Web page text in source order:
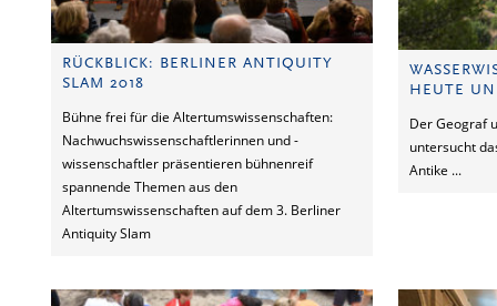
RÜCKBLICK: BERLINER ANTIQUITY
SLAM 2018
Bühne frei für die Altertumswissenschaften:
Nachwuchswissenschaftlerinnen und -
wissenschaftler präsentieren bühnenreif
spannende Themen aus den
Altertumswissenschaften auf dem 3. Berliner
Antiquity Slam
HEUTE
Der Geograf
untersucht
Antike ...